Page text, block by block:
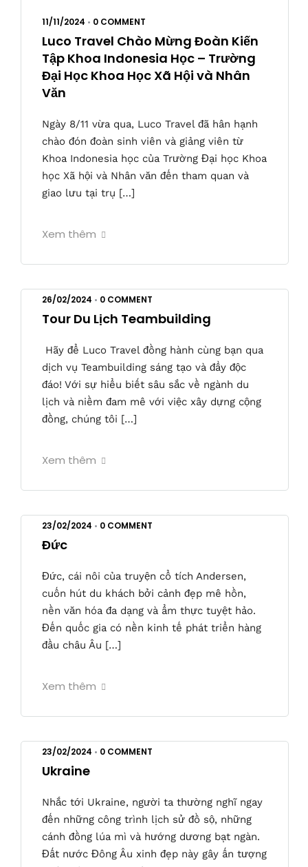
11/11/2024 • 0 COMMENT
Luco Travel Chào Mừng Đoàn Kiến
Tập Khoa Indonesia Học – Trường
Đại Học Khoa Học Xã Hội và Nhân
Văn
Ngày 8/11 vừa qua, Luco Travel đã hân hạnh
chào đón đoàn sinh viên và giảng viên từ
Khoa Indonesia học của Trường Đại học Khoa
học Xã hội và Nhân văn đến tham quan và
giao lưu tại trụ […]
Xem thêm
26/02/2024 • 0 COMMENT
Tour Du Lịch Teambuilding
Hãy để Luco Travel đồng hành cùng bạn qua
dịch vụ Teambuilding sáng tạo và đầy độc
đáo! Với sự hiểu biết sâu sắc về ngành du
lịch và niềm đam mê với việc xây dựng cộng
đồng, chúng tôi […]
Xem thêm
23/02/2024 • 0 COMMENT
Đức
Đức, cái nôi của truyện cổ tích Andersen,
cuốn hút du khách bởi cảnh đẹp mê hồn,
nền văn hóa đa dạng và ẩm thực tuyệt hảo.
Đến quốc gia có nền kinh tế phát triển hàng
đầu châu Âu […]
Xem thêm
23/02/2024 • 0 COMMENT
Ukraine
Nhắc tới Ukraine, người ta thường nghĩ ngay
đến những công trình lịch sử đồ sộ, những
cánh đồng lúa mì và hướng dương bạt ngàn.
Đất nước Đông Âu xinh đẹp này gây ấn tượng